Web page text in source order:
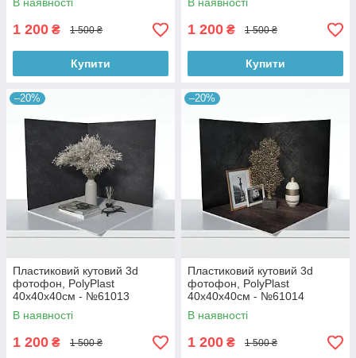
1 200 ₴ 1 500 ₴
Купити
1 200 ₴ 1 500 ₴
Купити
–20%
Пластиковий кутовий 3d
фотофон, PolyPlast
40x40x40см - №61013
В наявності
1 200 ₴ 1 500 ₴
–20%
Пластиковий кутовий 3d
фотофон, PolyPlast
40x40x40см - №61014
В наявності
1 200 ₴ 1 500 ₴